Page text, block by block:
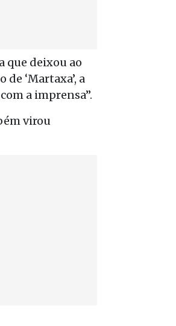
que deixou ao
‘Martaxa’, a
a imprensa”.
virou